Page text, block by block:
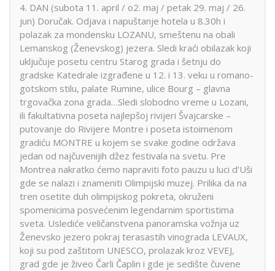
4. DAN (subota 11. april / o2. maj / petak 29. maj / 26.
jun) Doručak. Odjava i napuštanje hotela u 8.30h i
polazak za mondensku LOZANU, smeštenu na obali
Lemanskog (Ženevskog) jezera. Sledi kraći obilazak koji
uključuje posetu centru Starog grada i šetnju do
gradske Katedrale izgrađene u 12. i 13. veku u romano-
gotskom stilu, palate Rumine, ulice Bourg – glavna
trgovačka zona grada…Sledi slobodno vreme u Lozani,
ili fakultativna poseta najlepšoj rivijeri Švajcarske –
putovanje do Rivijere Montre i poseta istoimenom
gradiću MONTRE u kojem se svake godine održava
jedan od najčuvenijih džez festivala na svetu. Pre
Montrea nakratko ćemo napraviti foto pauzu u luci d’Uši
gde se nalazi i znameniti Olimpijski muzej. Prilika da na
tren osetite duh olimpijskog pokreta, okruženi
spomenicima posvećenim legendarnim sportistima
sveta. Uslediće veličanstvena panoramska vožnja uz
Ženevsko jezero pokraj terasastih vinograda LEVAUX,
koji su pod zaštitom UNESCO, prolazak kroz VEVEJ,
grad gde je živeo Čarli Čaplin i gde je sedište čuvene